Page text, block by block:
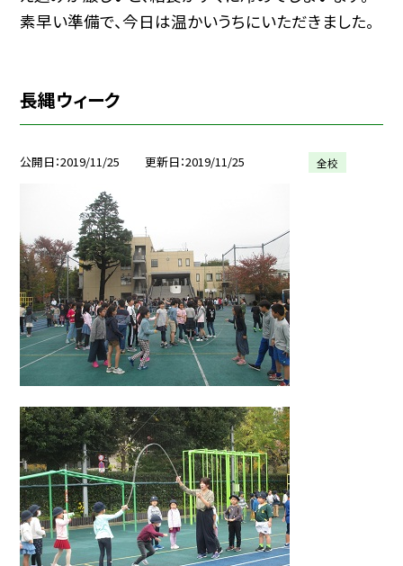
素早い準備で、今日は温かいうちにいただきました。
長縄ウィーク
公開日 2019/11/25 更新日 2019/11/25 全校